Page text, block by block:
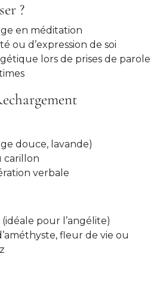
?
en méditation
ou d’expression de soi
lors de prises de parole
douce, lavande)
carillon
verbale
pour l’angélite)
fleur de vie ou